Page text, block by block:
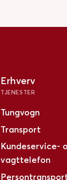
Erhverv
TJENESTER
Tungvogn
Transport
Kundeservice-
vagttelefon